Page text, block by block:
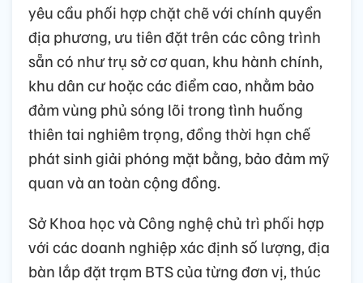
yêu cầu phối hợp chặt chẽ với chính quyền
địa phương, ưu tiên đặt trên các công trình
sẵn có như trụ sở cơ quan, khu hành chính,
khu dân cư hoặc các điểm cao, nhằm bảo
đảm vùng phủ sóng lõi trong tình huống
thiên tai nghiêm trọng, đồng thời hạn chế
phát sinh giải phóng mặt bằng, bảo đảm mỹ
quan và an toàn cộng đồng.
Sở Khoa học và Công nghệ chủ trì phối hợp
với các doanh nghiệp xác định số lượng, địa
bàn lắp đặt trạm BTS của từng đơn vị, thúc